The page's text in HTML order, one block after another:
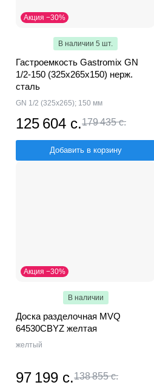
Акция −30%
В наличии 5 шт.
Гастроемкость Gastromix GN
1/2-150 (325х265х150) нерж.
сталь
GN 1/2 (325x265); 150 мм
125 604 с.179 435 с.
Добавить в корзину
Акция −30%
В наличии
Доска разделочная MVQ
64530CBYZ желтая
желтый
97 199 с.138 855 с.